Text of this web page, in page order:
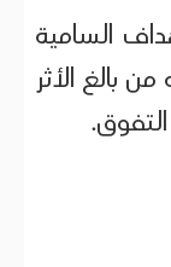
السامية
بالغ الأثر